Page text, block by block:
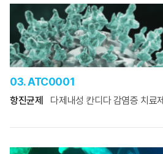
03. ATC0001
항진균제 다제내성 칸디다 감염증 치료제